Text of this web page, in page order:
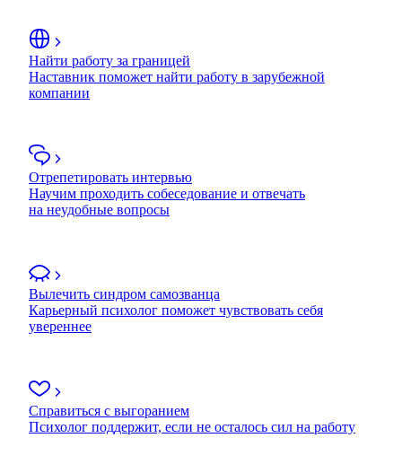
Найти работу за границей
Наставник поможет найти работу в зарубежной
компании
Отрепетировать интервью
Научим проходить собеседование и отвечать
на неудобные вопросы
Вылечить синдром самозванца
Карьерный психолог поможет чувствовать себя
увереннее
Справиться с выгоранием
Психолог поддержит, если не осталось сил на работу